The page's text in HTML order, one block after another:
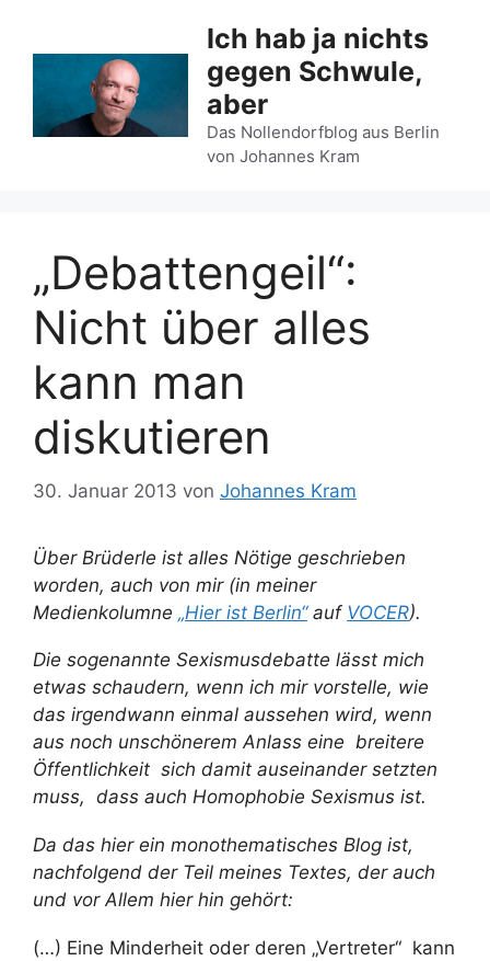
Ich hab ja nichts
gegen Schwule,
aber
Das Nollendorfblog aus Berlin
von Johannes Kram
„Debattengeil“:
Nicht über alles
kann man
diskutieren
30. Januar 2013 von Johannes Kram
Über Brüderle ist alles Nötige geschrieben
worden, auch von mir (in meiner
Medienkolumne „Hier ist Berlin“auf VOCER).
Die sogenannte Sexismusdebatte lässt mich
etwas schaudern, wenn ich mir vorstelle, wie
das irgendwann einmal aussehen wird, wenn
aus noch unschönerem Anlass eine breitere
Öffentlichkeit sich damit auseinander setzten
muss, dass auch Homophobie Sexismus ist.
Da das hier ein monothematisches Blog ist,
nachfolgend der Teil meines Textes, der auch
und vor Allem hier hin gehört:
(…) Eine Minderheit oder deren „Vertreter“ kann